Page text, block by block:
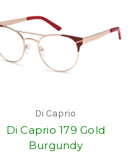
Di Caprio
Di Caprio 179 Gold
Burgundy